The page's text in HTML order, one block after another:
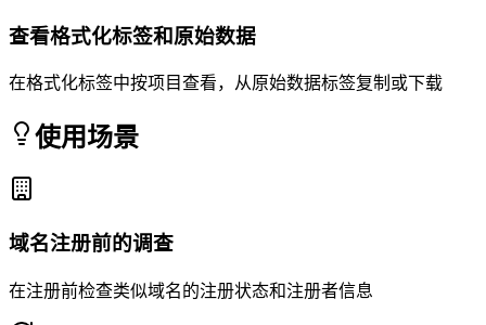
查看格式化标签和原始数据
在格式化标签中按项目查看，从原始数据标签复制或下载
使用场景
域名注册前的调查
在注册前检查类似域名的注册状态和注册者信息